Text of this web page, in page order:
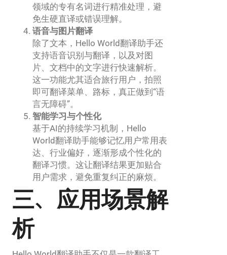
领域的专有名词进行精准处理，避
免生硬直译或错误理解。
语音与图片翻译
除了文本，Hello World翻译助手还
支持语音识别与翻译，以及对图
片、文档中的文字进行快速解析。
这一功能尤其适合旅行用户，拍照
即可翻译菜单、路标，真正做到“语
言无障碍”。
智能学习与个性化
基于AI的持续学习机制，Hello
World翻译助手能够记忆用户常用表
达、行业偏好，逐渐形成个性化的
翻译习惯。这让翻译结果更加贴合
用户需求，避免重复纠正的麻烦。
三、应用场景解
析